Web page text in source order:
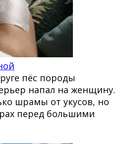
пёс породы
напал на женщину.
шрамы от укусов, но
перед большими